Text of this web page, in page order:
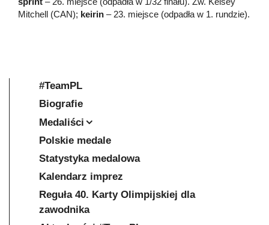
Mitchell (CAN); keirin – 23. miejsce (odpadła w 1. rundzie).
#TeamPL
Biografie
Medaliści
Polskie medale
Statystyka medalowa
Kalendarz imprez
Reguła 40. Karty Olimpijskiej dla
zawodnika